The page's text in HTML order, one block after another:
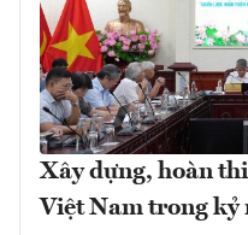
Xây dựng, hoàn
Việt Nam trong kỷ